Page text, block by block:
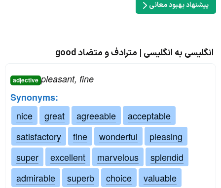
پیشنهاد بهبود معانی
انگلیسی به انگلیسی | مترادف و متضاد good
adjective pleasant, fine
Synonyms:
nice
great agreeable
acceptable
satisfactory
fine wonderful
pleasing
super
excellent marvelous
splendid
admirable
superb choice
valuable